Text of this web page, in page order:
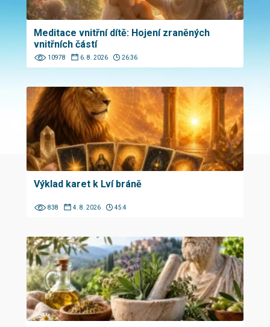
Meditace vnitřní dítě: Hojení zraněných
vnitřních částí
10978 6. 8. 2026 26:36
Výklad karet k Lví bráně
838 4. 8. 2026 45:4